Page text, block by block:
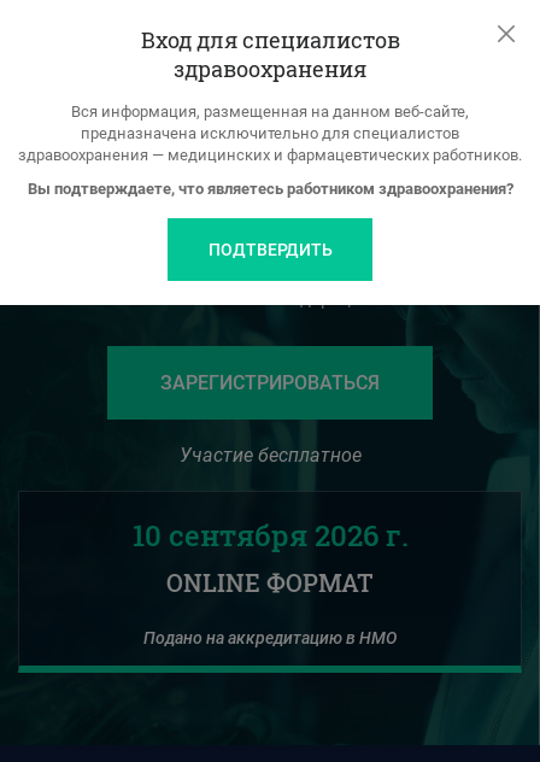
ТРАНСЛЯЦИЯ РЕГИСТРАЦИЯ Вход
Конференция Евразийской Ассоциации Терапевтов
«Внутренняя медицина
в клинических кейсах»
При поддержке Министерства здравоохранения
ЗАРЕГИСТРИРОВАТЬСЯ
Участие бесплатное
10 сентября 2026 г.
ONLINE ФОРМАТ
Подано на аккредитацию в НМО
Вход для специалистов
здравоохранения
Вся информация, размещенная на данном веб-сайте,
предназначена исключительно для специалистов
здравоохранения — медицинских и фармацевтических работников.
Вы подтверждаете, что являетесь работником здравоохранения?
ПОДТВЕРДИТЬ